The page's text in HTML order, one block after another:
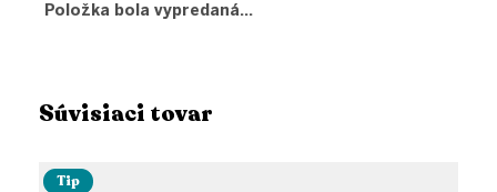
Súvisiaci tovar
Tip
Položka bola vypredaná…